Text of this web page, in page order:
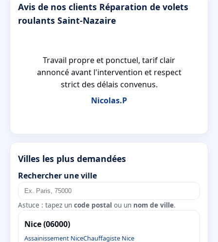
Avis de nos clients Réparation de volets
roulants Saint-Nazaire
Travail propre et ponctuel, tarif clair
annoncé avant l'intervention et respect
strict des délais convenus.
Nicolas.P
Villes les plus demandées
Rechercher une ville
Astuce : tapez un code postal ou un nom de ville.
Nice (06000)
Assainissement NiceChauffagiste Nice